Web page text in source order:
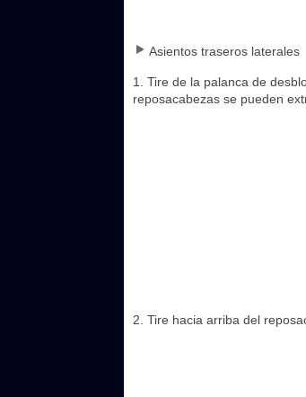
Asientos traseros laterales
1. Tire de la palanca de
reposacabezas se pueden
2. Tire hacia arriba del